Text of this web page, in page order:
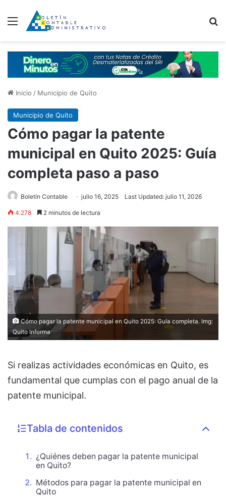
Menú
Inicio / Municipio de Quito
Municipio de Quito
Cómo pagar la patente
municipal en Quito 2025: Guía
completa paso a paso
Boletín Contable julio 16, 2025 Last Updated: julio 11, 2026
4.278 2 minutos de lectura
Cómo pagar la patente municipal en Quito 2025: Guía completa. Img:
Quito Informa
Si realizas actividades económicas en Quito, es
fundamental que cumplas con el pago anual de la
patente municipal.
Tabla de contenidos
¿Quiénes deben pagar la patente municipal
en Quito?
Métodos para pagar la patente municipal en
Quito